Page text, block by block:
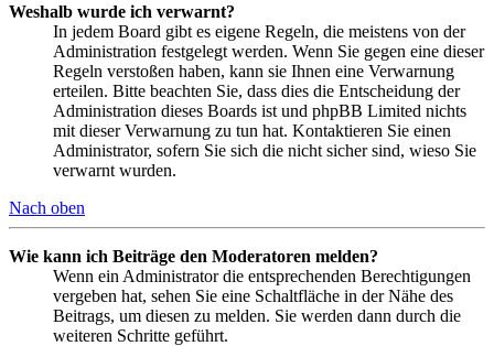
Weshalb wurde ich verwarnt?
In jedem Board gibt es eigene Regeln, die meistens von der
Administration festgelegt werden. Wenn Sie gegen eine dieser
Regeln verstoßen haben, kann sie Ihnen eine Verwarnung
erteilen. Bitte beachten Sie, dass dies die Entscheidung der
Administration dieses Boards ist und phpBB Limited nichts
mit dieser Verwarnung zu tun hat. Kontaktieren Sie einen
Administrator, sofern Sie sich die nicht sicher sind, wieso Sie
verwarnt wurden.
Nach oben
Wie kann ich Beiträge den Moderatoren melden?
Wenn ein Administrator die entsprechenden Berechtigungen
vergeben hat, sehen Sie eine Schaltfläche in der Nähe des
Beitrags, um diesen zu melden. Sie werden dann durch die
weiteren Schritte geführt.